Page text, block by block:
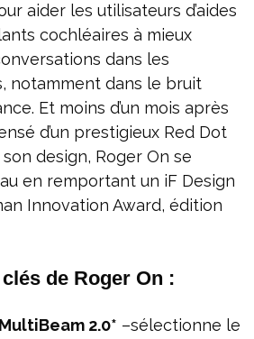
aider les utilisateurs d’aides
cochléaires à mieux
dans les
notamment dans le bruit
Et moins d’un mois après
d’un prestigieux Red Dot
design, Roger On se
en remportant un iF Design
Innovation Award, édition
de Roger On :
2.0* –sélectionne le